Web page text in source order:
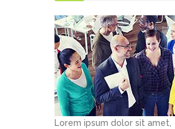
Lorem ipsum dolor sit amet,